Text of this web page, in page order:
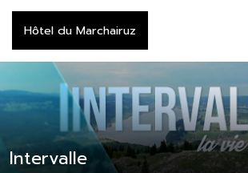
Intervalle
Hôtel du Marchairuz